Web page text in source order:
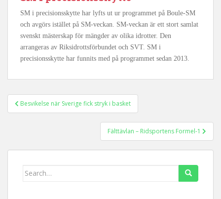
SM i precisionsskytte har lyfts ut ur programmet på Boule-SM
och avgörs istället på SM-veckan. SM-veckan är ett stort samlat
svenskt mästerskap för mängder av olika idrotter. Den
arrangeras av Riksidrottsförbundet och SVT. SM i
precisionsskytte har funnits med på programmet sedan 2013.
Inläggsnavigering
Besvikelse när Sverige fick stryk i basket
Fälttävlan – Ridsportens Formel-1
Search